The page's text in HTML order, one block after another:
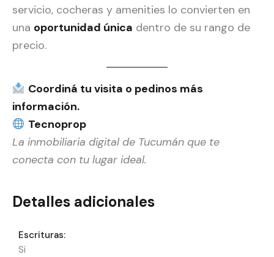
servicio, cocheras y amenities lo convierten en
una oportunidad única dentro de su rango de
precio.
Coordiná tu visita o pedinos más
información.
Tecnoprop
La inmobiliaria digital de Tucumán que te
conecta con tu lugar ideal.
Detalles adicionales
Escrituras:
Si